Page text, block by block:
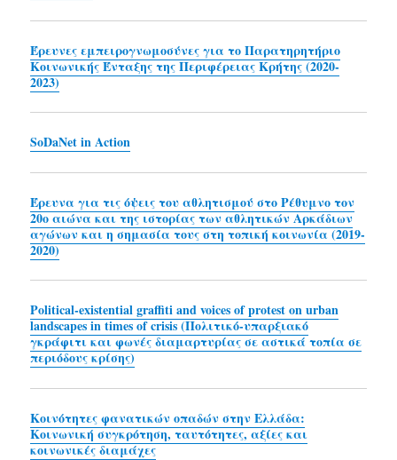
Έρευνες εμπειρογνωμοσύνες για το Παρατηρητήριο
Κοινωνικής Ένταξης της Περιφέρειας Κρήτης (2020-
2023)
SoDaNet in Action
Έρευνα για τις όψεις του αθλητισμού στο Ρέθυμνο τον
20ο αιώνα και της ιστορίας των αθλητικών Αρκάδιων
αγώνων και η σημασία τους στη τοπική κοινωνία (2019-
2020)
Political-existential graffiti and voices of protest on urban
landscapes in times of crisis (Πολιτικό-υπαρξιακό
γκράφιτι και φωνές διαμαρτυρίας σε αστικά τοπία σε
περιόδους κρίσης)
Κοινότητες φανατικών οπαδών στην Ελλάδα:
Κοινωνική συγκρότηση, ταυτότητες, αξίες και
κοινωνικές διαμάχες